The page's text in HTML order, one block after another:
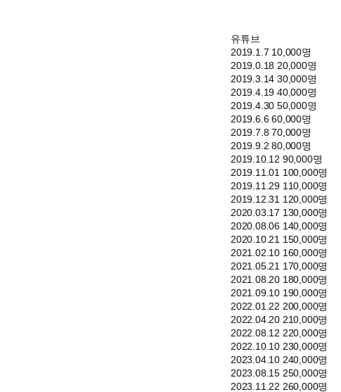
유튜브
2019.1.7 10,000명
2019.0.18 20,000명
2019.3.14 30,000명
2019.4.19 40,000명
2019.4.30 50,000명
2019.6.6 60,000명
2019.7.8 70,000명
2019.9.2 80,000명
2019.10.12 90,000명
2019.11.01 100,000명
2019.11.29 110,000명
2019.12.31 120,000명
2020.03.17 130,000명
2020.08.06 140,000명
2020.10.21 150,000명
2021.02.10 160,000명
2021.05.21 170,000명
2021.08.20 180,000명
2021.09.10 190,000명
2022.01.22 200,000명
2022.04.20 210,000명
2022.08.12 220,000명
2022.10.10 230,000명
2023.04.10 240,000명
2023.08.15 250,000명
2023.11.22 260,000명